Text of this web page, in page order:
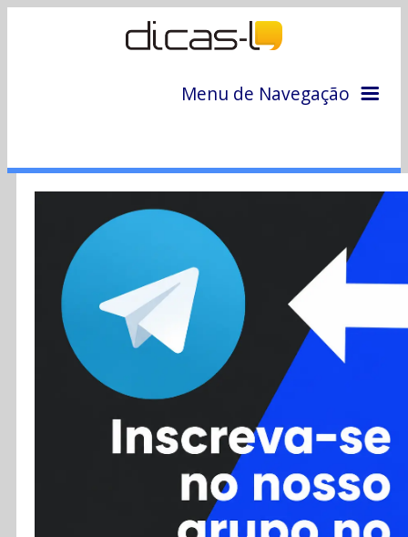
Menu de Navegação
Colunas
Colaboradores
Cursos
Enviar Dica